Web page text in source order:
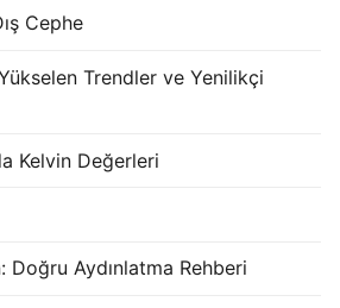
Cephe
Trendler ve Yenilikçi
Kelvin Değerleri
Doğru Aydınlatma Rehberi